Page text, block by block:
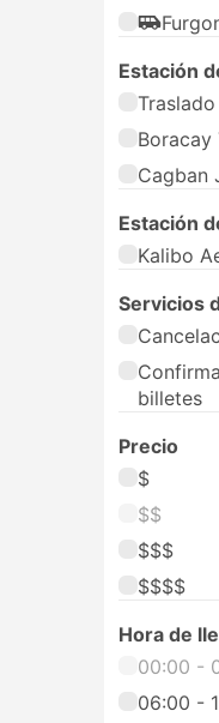
Estación
Boracay
Cagban
Estación
Kalibo
Servicios
billetes
Precio
$
$$
$$$
$$$$
Hora de
00:00 -
06:00 -